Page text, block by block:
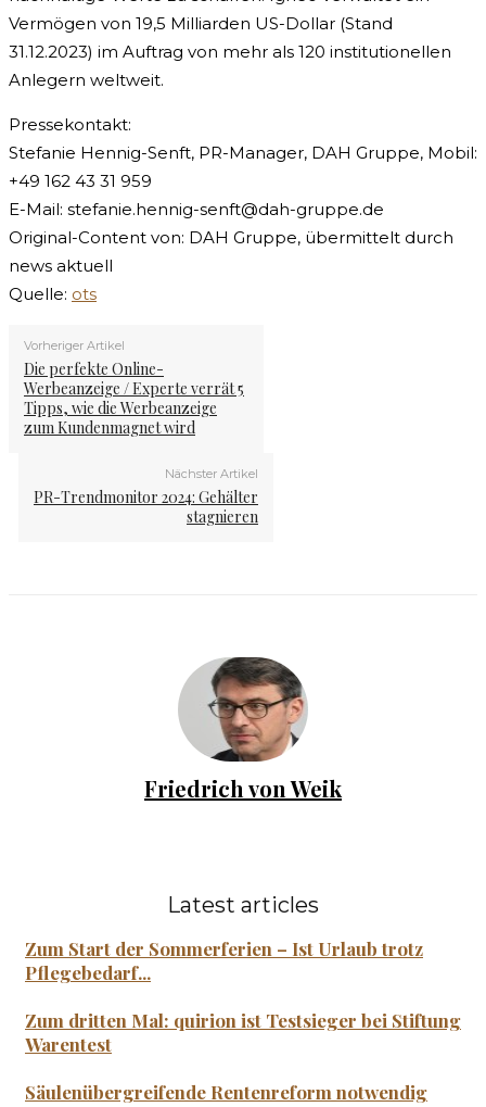
Vermögen von 19,5 Milliarden US-Dollar (Stand
31.12.2023) im Auftrag von mehr als 120 institutionellen
Anlegern weltweit.
Pressekontakt:
Stefanie Hennig-Senft, PR-Manager, DAH Gruppe, Mobil:
+49 162 43 31 959
E-Mail: stefanie.hennig-senft@dah-gruppe.de
Original-Content von: DAH Gruppe, übermittelt durch
news aktuell
Quelle: ots
Vorheriger Artikel
Die perfekte Online-
Werbeanzeige / Experte verrät 5
Tipps, wie die Werbeanzeige
zum Kundenmagnet wird
Nächster Artikel
PR-Trendmonitor 2024: Gehälter
stagnieren
Friedrich von Weik
Latest articles
Zum Start der Sommerferien – Ist Urlaub trotz
Pflegebedarf...
Zum dritten Mal: quirion ist Testsieger bei Stiftung
Warentest
Säulenübergreifende Rentenreform notwendig